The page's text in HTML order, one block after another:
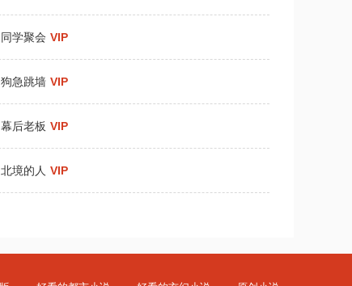
学聚会 VIP
急跳墙 VIP
后老板 VIP
境的人 VIP